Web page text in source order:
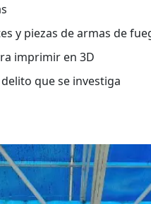
y piezas de armas de
imprimir en 3D
que se investiga